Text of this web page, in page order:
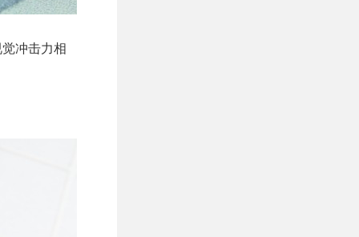
冲击力相